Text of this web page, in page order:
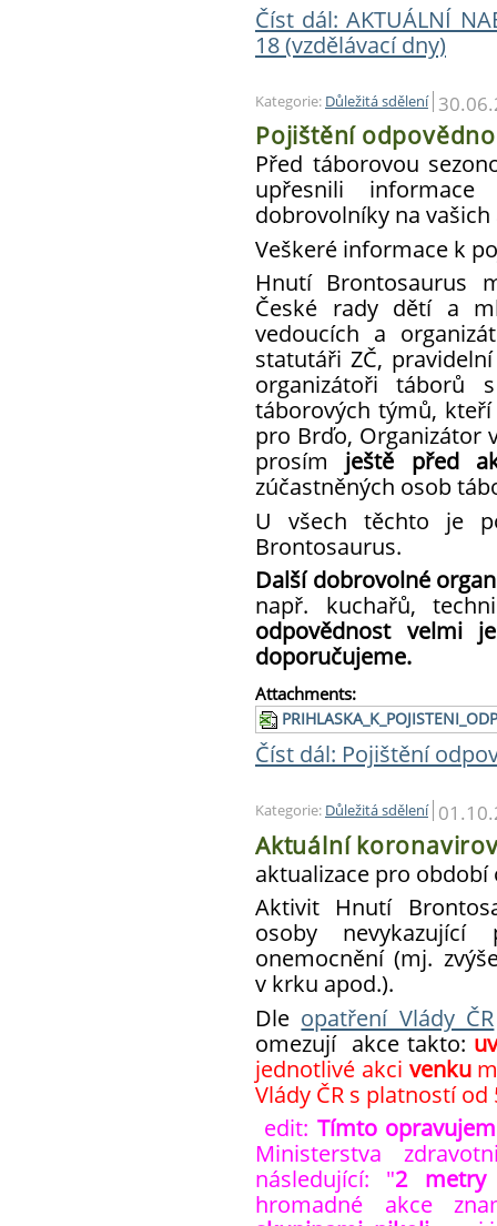
Číst dál: AKTUÁLNÍ
18 (vzdělávací dny)
Kategorie: Důležitá sdělení
Pojištění
Před táborovou
upřesnili
dobrovolníky na vašich
Veškeré informace k
Hnutí Brontosaurus
České rady dětí a
vedoucích a
statutáři ZČ,
organizátoři táborů
táborových týmů,
pro Brďo, Organizátor
prosím ještě před
zúčastněných osob
U všech těchto je
Brontosaurus.
Další dobrovolné
např. kuchařů,
odpovědnost velmi
doporučujeme.
Attachments:
Číst dál: Pojištění
Kategorie: Důležitá sdělení
Aktuální
aktualizace pro období
Aktivit Hnutí
osoby nevykazující
onemocnění (mj.
v krku apod.).
Dle opatření Vlády ČR
omezují akce takto:
jednotlivé akci venku
Vlády ČR s platností od
edit: Tímto
Ministerstva
následující: "2 metry
hromadné akce